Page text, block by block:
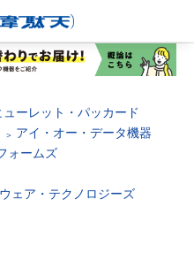
ューレット・パッカード
アイ・オー・データ機器
ォームズ
ェア・テクノロジーズ